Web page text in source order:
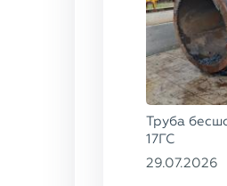
Труба
17ГС
29.07.2026